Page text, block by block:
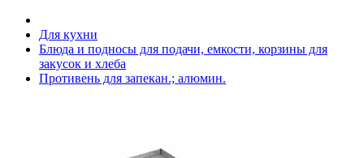
Для кухни
Блюда и подносы для подачи, емкости, корзины для
закусок и хлеба
Противень для запекан.; алюмин.